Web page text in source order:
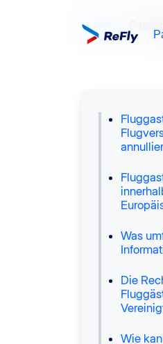
Home
Was
Die
Wie